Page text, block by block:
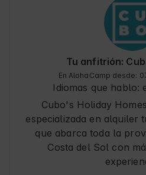
explorar la rica cultura y
región, con senderos y
invitan a la aventura y el
zona es conocida por su
tradiciones que Tu anfitrión:
En AlohaCamp desde:
Idiomas que hablo:
Cubo's Holiday
especializada en alquiler
que abarca toda la
Costa del Sol con